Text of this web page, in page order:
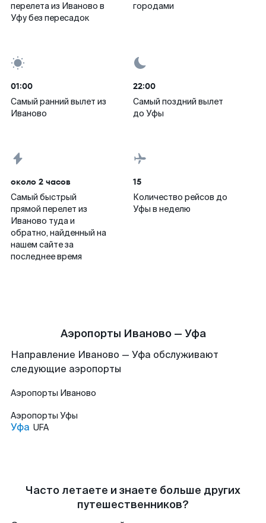
перелета из Иваново в
Уфу без пересадок
городами
01:00
Самый ранний вылет из
Иваново
22:00
Самый поздний вылет
до Уфы
около 2 часов
Самый быстрый
прямой перелет из
Иваново туда и
обратно, найденный на
нашем сайте за
последнее время
15
Количество рейсов до
Уфы в неделю
Аэропорты Иваново — Уфа
Направление Иваново — Уфа обслуживают
следующие аэропорты
Аэропорты Иваново
Аэропорты Уфы
Уфа UFA
Часто летаете и знаете больше других
путешественников?